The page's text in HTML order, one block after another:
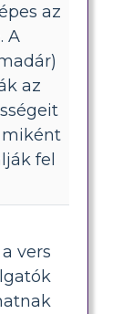
az
A
az
miként
fel
vers